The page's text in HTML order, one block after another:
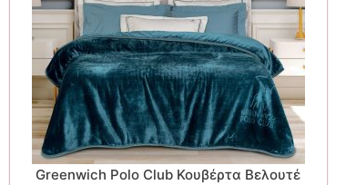
Greenwich Polo Club Κουβέρτα Βελουτέ